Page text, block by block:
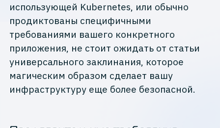
использующей Kubernetes, или обычно
продиктованы специфичными
требованиями вашего конкретного
приложения, не стоит ожидать от статьи
универсального заклинания, которое
магическим образом сделает вашу
инфраструктуру еще более безопасной.